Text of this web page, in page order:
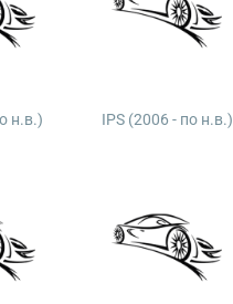
н.в.) IPS (2006 - по н.в.)